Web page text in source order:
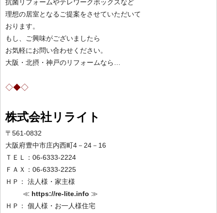
抗菌リフォームやテレワークボックスなど
理想の居室となるご提案をさせていただいて
おります。
もし、ご興味がございましたら
お気軽にお問い合わせください。
大阪・北摂・神戸のリフォームなら…
◇◆◇
株式会社リライト
〒561-0832
大阪府豊中市庄内西町4－24－16
ＴＥＬ：06-6333-2224
ＦＡＸ：06-6333-2225
ＨＰ： 法人様・家主様
≪ https://re-lite.info ≫
ＨＰ： 個人様・お一人様住宅